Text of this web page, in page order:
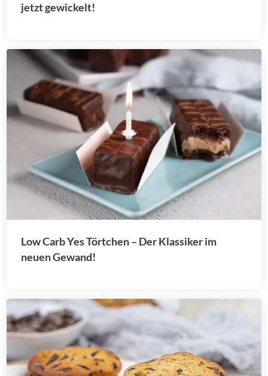
jetzt gewickelt!
Low Carb Yes Törtchen – Der Klassiker im
neuen Gewand!